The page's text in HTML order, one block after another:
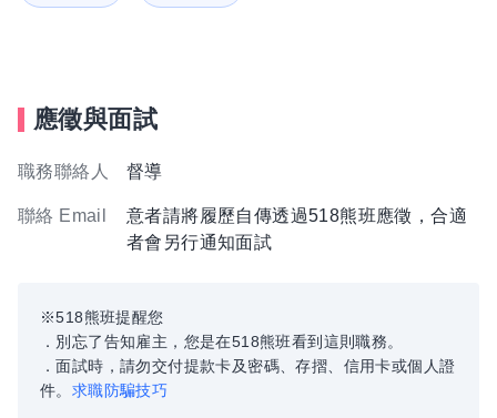
應徵與面試
職務聯絡人 督導
聯絡 Email
意者請將履歷自傳透過518熊班應徵，合適
者會另行通知面試
※518熊班提醒您
．別忘了告知雇主，您是在518熊班看到這則職務。
．面試時，請勿交付提款卡及密碼、存摺、信用卡或個人證
件。 求職防騙技巧